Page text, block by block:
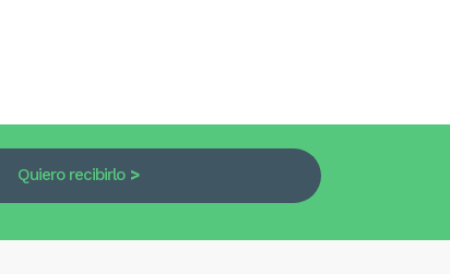
Quiero recibirlo